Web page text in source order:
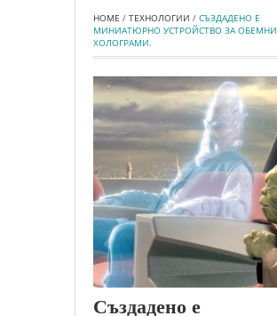
HOME / ТЕХНОЛОГИИ / СЪЗДАДЕНО Е
МИНИАТЮРНО УСТРОЙСТВО ЗА ОБЕМНИ
ХОЛОГРАМИ.
Създадено е